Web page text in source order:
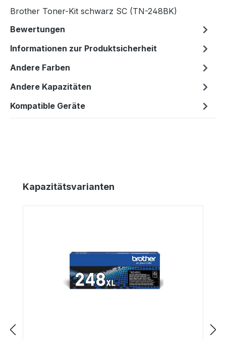
Brother Toner-Kit schwarz SC (TN-248BK)
Bewertungen
Informationen zur Produktsicherheit
Andere Farben
Andere Kapazitäten
Kompatible Geräte
Produktgalerie überspringen
Kapazitätsvarianten